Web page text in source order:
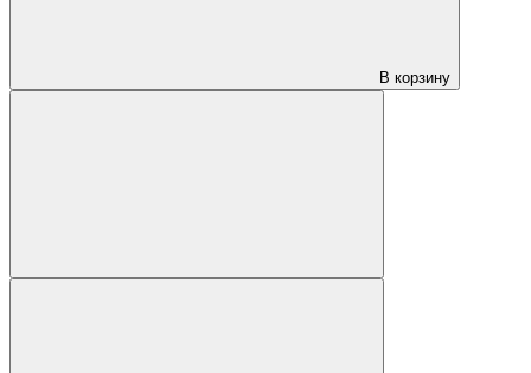
В корзину